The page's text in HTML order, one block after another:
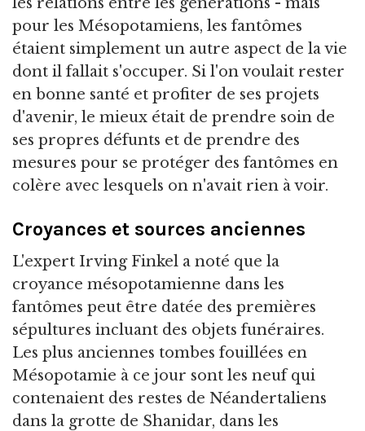
pour les Mésopotamiens, les fantômes
étaient simplement un autre aspect de la vie
dont il fallait s'occuper. Si l'on voulait rester
en bonne santé et profiter de ses projets
d'avenir, le mieux était de prendre soin de
ses propres défunts et de prendre des
mesures pour se protéger des fantômes en
colère avec lesquels on n'avait rien à voir.
Croyances et sources anciennes
L'expert Irving Finkel a noté que la
croyance mésopotamienne dans les
fantômes peut être datée des premières
sépultures incluant des objets funéraires.
Les plus anciennes tombes fouillées en
Mésopotamie à ce jour sont les neuf qui
contenaient des restes de Néandertaliens
dans la grotte de Shanidar, dans les